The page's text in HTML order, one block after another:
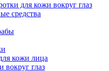
для кожи вокруг глаз
средства
кожи лица
вокруг глаз